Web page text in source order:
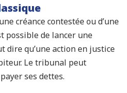
créance contestée ou d’une
possible de lancer une
dire qu’une action en justice
Le tribunal peut
ses dettes.